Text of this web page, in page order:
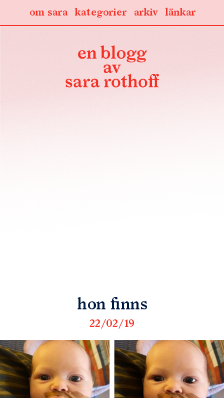
länkar
arkiv
kategorier
om sara
hon finns
22/02/19